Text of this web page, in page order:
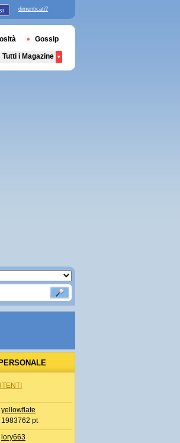
yellowflate
1983762 pt
lory663
dimenticati?
Gossip
Tutti i Magazine